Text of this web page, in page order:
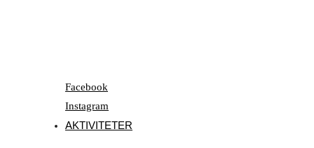
Facebook
Instagram
AKTIVITETER